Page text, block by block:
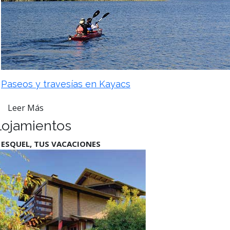
Paseos y travesías en Kayacs
Leer Más
TUS VACACIONES